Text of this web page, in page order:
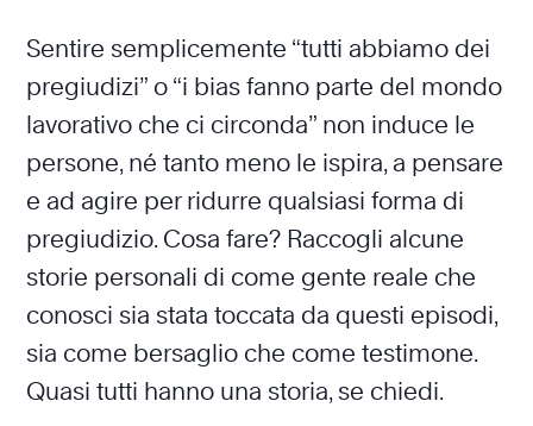
Sentire semplicemente “tutti abbiamo dei
pregiudizi” o “i bias fanno parte del mondo
lavorativo che ci circonda” non induce le
persone, né tanto meno le ispira, a pensare
e ad agire per ridurre qualsiasi forma di
pregiudizio. Cosa fare? Raccogli alcune
storie personali di come gente reale che
conosci sia stata toccata da questi episodi,
sia come bersaglio che come testimone.
Quasi tutti hanno una storia, se chiedi.